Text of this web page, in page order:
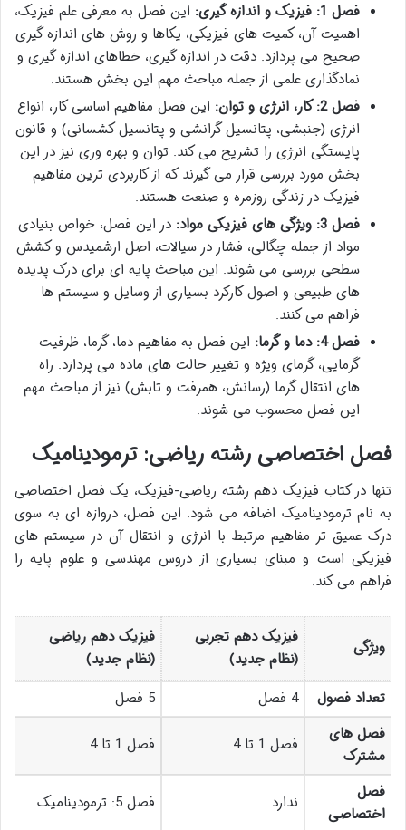
فصل 1: فیزیک و اندازه گیری:
این فصل به معرفی علم فیزیک،
اهمیت آن، کمیت های فیزیکی، یکاها و روش های اندازه گیری
صحیح می پردازد. دقت در اندازه گیری، خطاهای اندازه گیری و
نمادگذاری علمی از جمله مباحث مهم این بخش هستند.
فصل 2: کار، انرژی و توان:
این فصل مفاهیم اساسی کار، انواع
انرژی (جنبشی، پتانسیل گرانشی و پتانسیل کشسانی) و قانون
پایستگی انرژی را تشریح می کند. توان و بهره وری نیز در این
بخش مورد بررسی قرار می گیرند که از کاربردی ترین مفاهیم
فیزیک در زندگی روزمره و صنعت هستند.
فصل 3: ویژگی های فیزیکی مواد:
در این فصل، خواص بنیادی
مواد از جمله چگالی، فشار در سیالات، اصل ارشمیدس و کشش
سطحی بررسی می شوند. این مباحث پایه ای برای درک پدیده
های طبیعی و اصول کارکرد بسیاری از وسایل و سیستم ها
فراهم می کنند.
فصل 4: دما و گرما:
این فصل به مفاهیم دما، گرما، ظرفیت
گرمایی، گرمای ویژه و تغییر حالت های ماده می پردازد. راه
های انتقال گرما (رسانش، همرفت و تابش) نیز از مباحث مهم
این فصل محسوب می شوند.
فصل اختصاصی رشته ریاضی: ترمودینامیک
تنها در کتاب فیزیک دهم رشته ریاضی-فیزیک، یک فصل اختصاصی
به نام ترمودینامیک اضافه می شود. این فصل، دروازه ای به سوی
درک عمیق تر مفاهیم مرتبط با انرژی و انتقال آن در سیستم های
فیزیکی است و مبنای بسیاری از دروس مهندسی و علوم پایه را
فراهم می کند.
ویژگی
فیزیک دهم تجربی
(نظام جدید)
فیزیک دهم ریاضی
(نظام جدید)
تعداد فصول
4 فصل
5 فصل
فصل های
مشترک
فصل 1 تا 4 فصل 1 تا 4
فصل
اختصاصی
ندارد فصل 5: ترمودینامیک